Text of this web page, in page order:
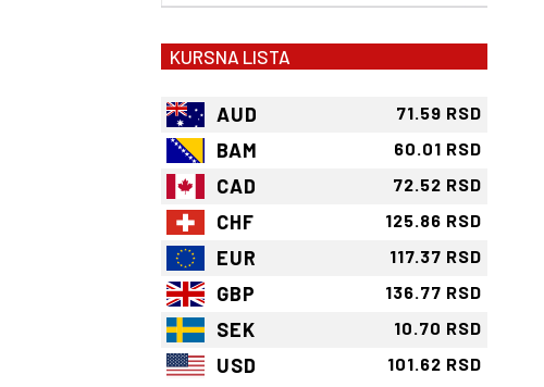
KURSNA LISTA
AUD 71.59 RSD
BAM 60.01 RSD
CAD 72.52 RSD
CHF 125.86 RSD
EUR 117.37 RSD
GBP 136.77 RSD
SEK 10.70 RSD
USD 101.62 RSD